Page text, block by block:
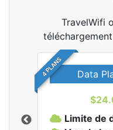
TravelWifi
4 PLANS Data
Limite de